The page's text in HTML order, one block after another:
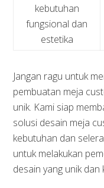
kebutuhan
fungsional dan
estetika
Jangan ragu untuk
pembuatan meja
unik. Kami siap
solusi desain meja
kebutuhan dan
untuk melakukan
desain yang unik dan